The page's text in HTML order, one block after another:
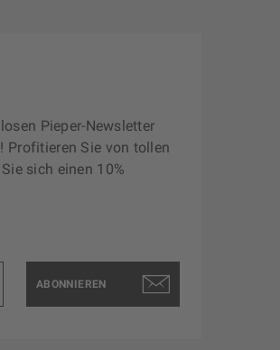
Pieper-Newsletter
Profitieren Sie von tollen
sich einen 10%
ABONNIEREN